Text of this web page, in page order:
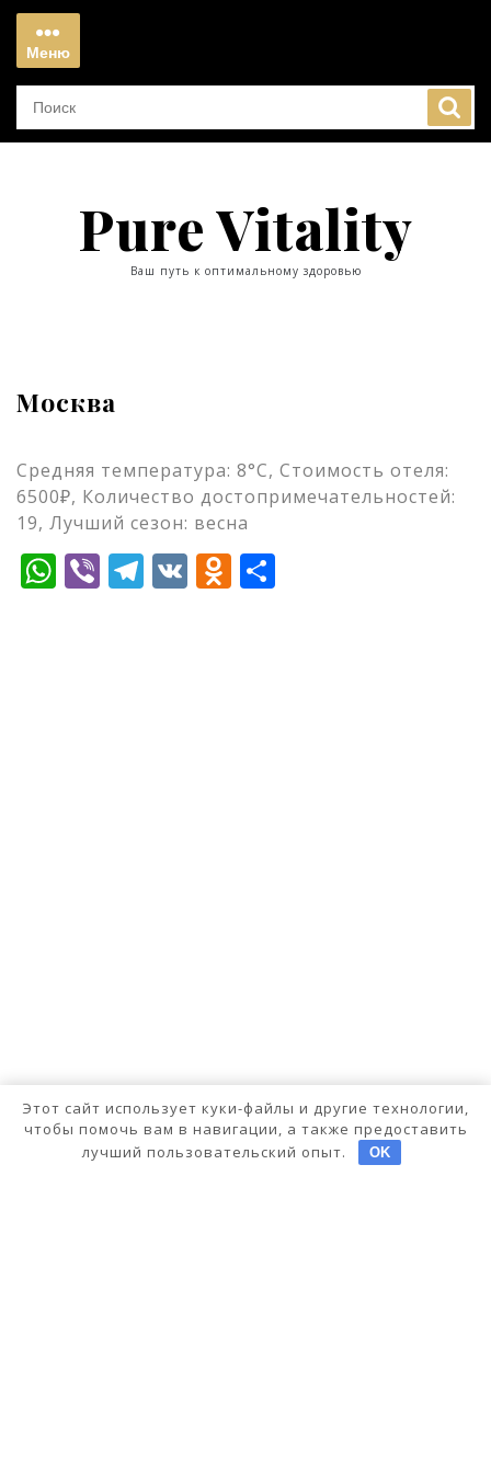
Перейти
содержимому
Меню
Меню
Pure Vitality
Ваш путь к оптимальному здоровью
Москва
Средняя температура: 8°C, Стоимость отеля:
6500₽, Количество достопримечательностей:
19, Лучший сезон: весна
WhatsApp
ViberTelegram
VKOdnoklassniki
Этот сайт использует куки-файлы и другие технологии,
чтобы помочь вам в навигации, а также предоставить
лучший пользовательский опыт.
OK